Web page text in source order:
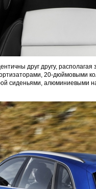
друг другу,
20-дюймовыми
сиденьями, алюминиевыми